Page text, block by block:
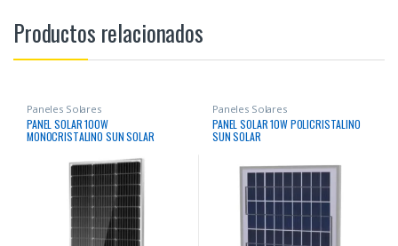
Productos relacionados
Paneles Solares
PANEL SOLAR 100W
MONOCRISTALINO SUN SOLAR
Paneles Solares
PANEL SOLAR 10W POLICRISTALINO
SUN SOLAR